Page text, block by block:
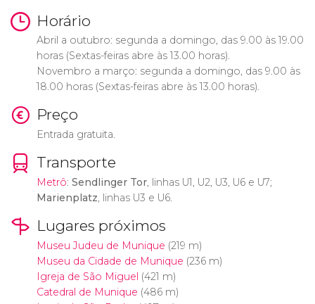
Horário
Abril a outubro: segunda a domingo, das 9.00 às 19.00
horas (Sextas-feiras abre às 13.00 horas).
Novembro a março: segunda a domingo, das 9.00 às
18.00 horas (Sextas-feiras abre às 13.00 horas).
Preço
Entrada gratuita.
Transporte
Metrô: Sendlinger Tor, linhas U1, U2, U3, U6 e U7;
Marienplatz, linhas U3 e U6.
Lugares próximos
Museu Judeu de Munique (219 m)
Museu da Cidade de Munique (236 m)
Igreja de São Miguel (421 m)
Catedral de Munique (486 m)